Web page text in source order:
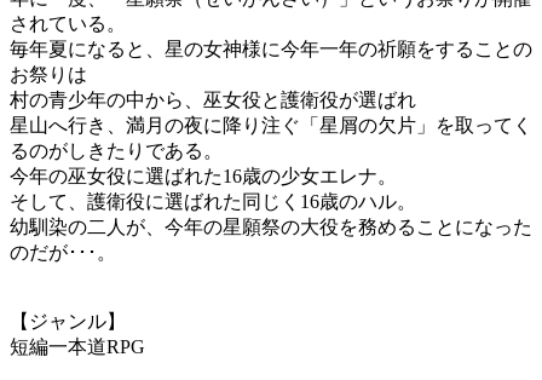
されている。
毎年夏になると、星の女神様に今年一年の祈願をすることの
お祭りは
村の青少年の中から、巫女役と護衛役が選ばれ
星山へ行き、満月の夜に降り注ぐ「星屑の欠片」を取ってく
るのがしきたりである。
今年の巫女役に選ばれた16歳の少女エレナ。
そして、護衛役に選ばれた同じく16歳のハル。
幼馴染の二人が、今年の星願祭の大役を務めることになった
のだが･･･。
【ジャンル】
短編一本道RPG